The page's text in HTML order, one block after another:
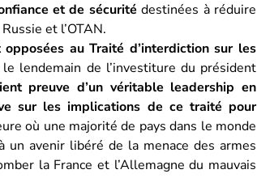
et de sécurité destinées à réduire
et l’OTAN.
opposées au Traité d’interdiction sur les
lendemain de l’investiture du président
preuve d’un véritable leadership en
sur les implications de ce traité pour
où une majorité de pays dans le monde
avenir libéré de la menace des armes
la France et l’Allemagne du mauvais